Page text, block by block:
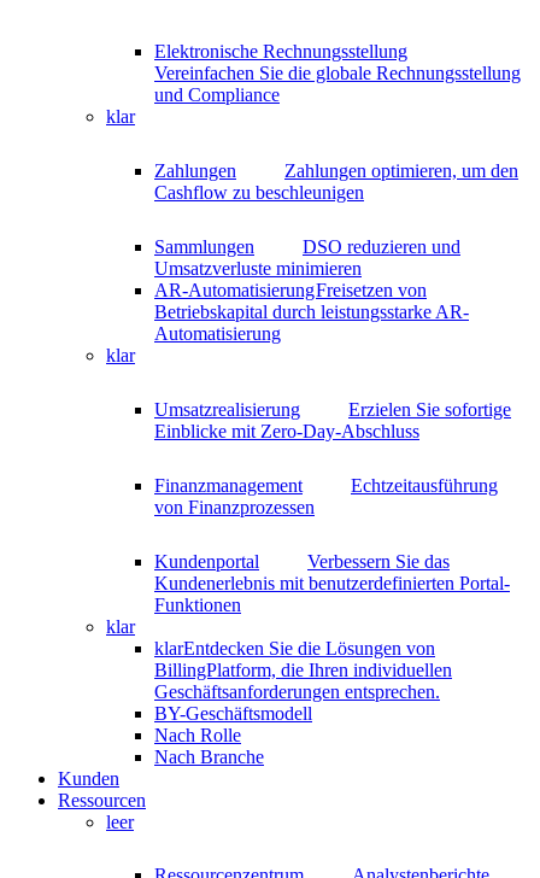
Elektronische Rechnungsstellung
Vereinfachen Sie die globale Rechnungsstellung
und Compliance
klar
Zahlungen
Zahlungen optimieren, um den
Cashflow zu beschleunigen
Sammlungen
DSO reduzieren und
Umsatzverluste minimieren
AR-AutomatisierungFreisetzen von
Betriebskapital durch leistungsstarke AR-
Automatisierung
klar
Umsatzrealisierung
Erzielen Sie sofortige
Einblicke mit Zero-Day-Abschluss
Finanzmanagement
Echtzeitausführung
von Finanzprozessen
Kundenportal
Verbessern Sie das
Kundenerlebnis mit benutzerdefinierten Portal-
Funktionen
klar
klarEntdecken Sie die Lösungen von
BillingPlatform, die Ihren individuellen
Geschäftsanforderungen entsprechen.
BY-Geschäftsmodell
Nach Rolle
Nach Branche
Kunden
Ressourcen
leer